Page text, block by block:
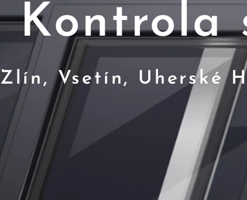
Kontrola
Zlín, Vsetín, Uherské